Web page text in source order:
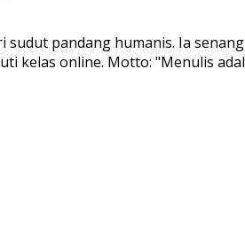
pandang humanis. Ia
kelas online. Motto: "Menulis